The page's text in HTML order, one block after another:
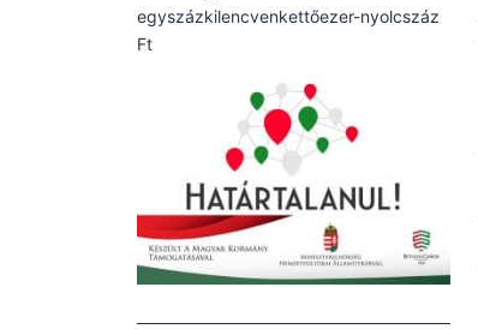
egyszázkilencvenkettőezer-nyolcszáz
Ft